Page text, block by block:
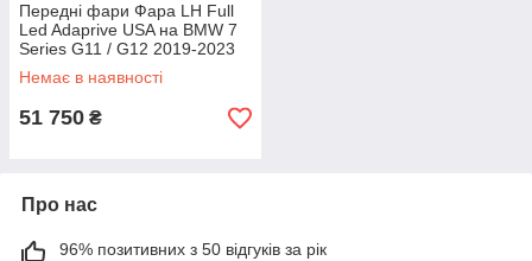
Передні фари Фара LH Full
Led Adaprive USA на BMW 7
Series G11 / G12 2019-2023
року
Немає в наявності
51 750 ₴
Про нас
96% позитивних з 50 відгуків за рік